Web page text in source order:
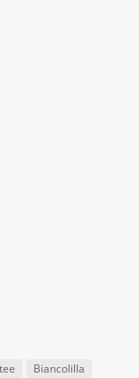
Biancolilla